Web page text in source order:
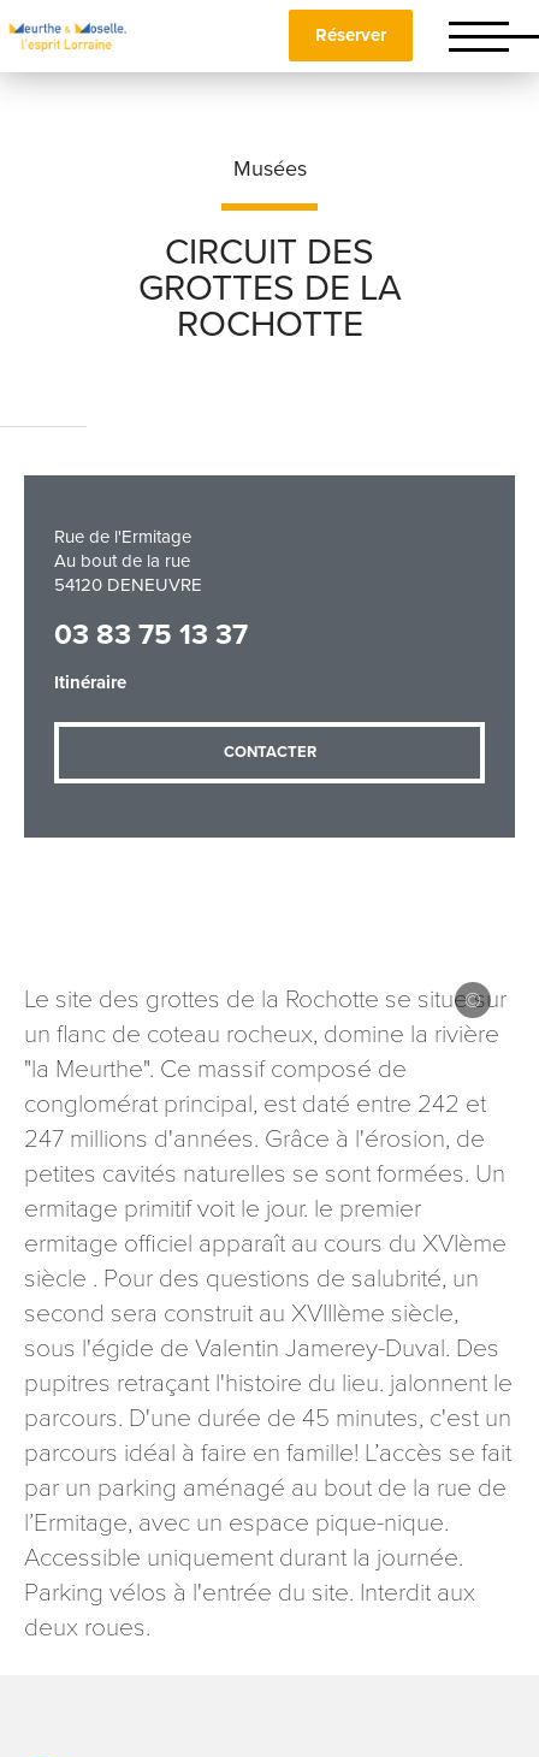
Réserver
Musées
CIRCUIT DES
GROTTES DE LA
ROCHOTTE
Rue de l'Ermitage
Au bout de la rue
54120 DENEUVRE
03 83 75 13 37
Itinéraire
CONTACTER
Le site des grottes de la Rochotte se situe sur
un flanc de coteau rocheux, domine la rivière
"la Meurthe". Ce massif composé de
conglomérat principal, est daté entre 242 et
247 millions d'années. Grâce à l'érosion, de
petites cavités naturelles se sont formées. Un
ermitage primitif voit le jour. le premier
ermitage officiel apparaît au cours du XVIème
siècle . Pour des questions de salubrité, un
second sera construit au XVIIIème siècle,
sous l'égide de Valentin Jamerey-Duval. Des
pupitres retraçant l'histoire du lieu. jalonnent le
parcours. D'une durée de 45 minutes, c'est un
parcours idéal à faire en famille! L’accès se fait
par un parking aménagé au bout de la rue de
l’Ermitage, avec un espace pique-nique.
Accessible uniquement durant la journée.
Parking vélos à l'entrée du site. Interdit aux
deux roues.
Adresse email
mention contraire). Vous disposez d’un droit d’accès, de
rectification et d’opposition aux données vous concernant,
que vous pouvez exercer en adressant une demande par
courriel à tourisme@departement54.fr ou par courrier
signé accompagné de la copie d’un titre d’identité à
l’adresse suivante : Meurthe & Moselle Tourisme - 48
esplanade Jacques-Baudot CO 90019 54035 NANCY
cedex
reCAPTCHA